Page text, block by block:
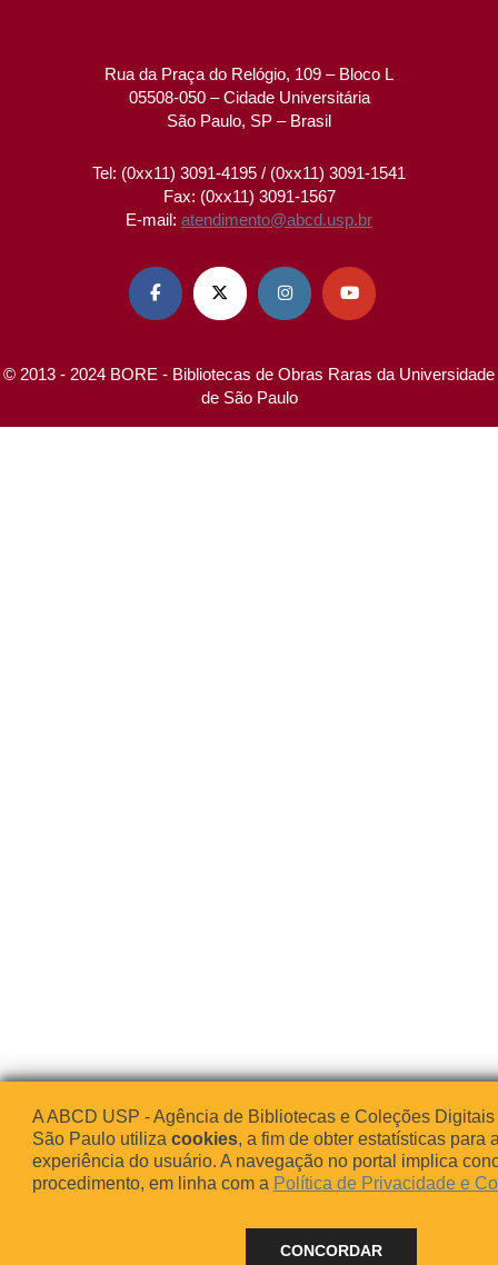
Rua da Praça do Relógio, 109 – Bloco L
05508-050 – Cidade Universitária
São Paulo, SP – Brasil
Tel: (0xx11) 3091-4195 / (0xx11) 3091-1541
Fax: (0xx11) 3091-1567
E-mail: atendimento@abcd.usp.br
   
© 2013 - 2024 BORE - Bibliotecas de Obras Raras da Universidade
de São Paulo
A ABCD USP - Agência de Bibliotecas e Coleções
São Paulo utiliza cookies, a fim de obter estatísticas para
experiência do usuário. A navegação no portal implica
procedimento, em linha com a Política de Privacidade e
CONCORDAR